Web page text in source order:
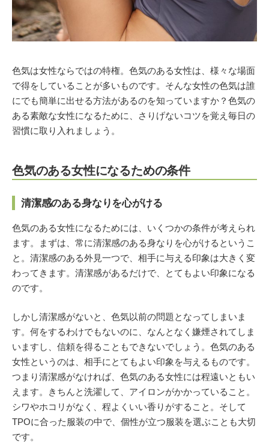
色気は女性ならではの特権。色気のある女性は、様々な場面
で得をしていることが多いものです。そんな女性の色気は誰
にでも簡単に出せる方法があるのを知っていますか？色気の
ある素敵な女性になるために、さりげないコツを覚え毎日の
習慣に取り入れましょう。
色気のある女性になるための条件
清潔感のある身なりを心がける
色気のある女性になるためには、いくつかの条件が考えられ
ます。まずは、常に清潔感のある身なりを心がけるというこ
と。清潔感のある外見一つで、相手に与える印象は大きく変
わってきます。清潔感があるだけで、とてもよい印象になる
のです。
しかし清潔感がないと、色気以前の問題となってしまいま
す。何をするわけでもないのに、なんとなく嫌煙されてしま
いますし、信頼を得ることもできないでしょう。色気のある
女性というのは、相手にとてもよい印象を与えるものです。
つまり清潔感がなければ、色気のある女性には程遠いともい
えます。きちんと洗濯して、アイロンがかかっていること。
シワやホコリがなく、程よくいい香りがすること。そして
TPOに合った服装の中で、個性が立つ服装を選ぶことも大切
です。